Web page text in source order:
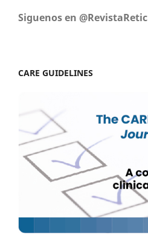
Siguenos en @RevistaRetic
CARE GUIDELINES